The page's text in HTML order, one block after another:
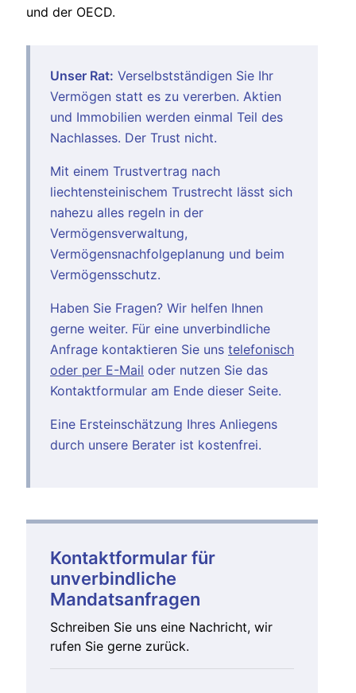
und der OECD.
Unser Rat: Verselbstständigen Sie Ihr
Vermögen statt es zu vererben. Aktien
und Immobilien werden einmal Teil des
Nachlasses. Der Trust nicht.
Mit einem Trustvertrag nach
liechtensteinischem Trustrecht lässt sich
nahezu alles regeln in der
Vermögensverwaltung,
Vermögensnachfolgeplanung und beim
Vermögensschutz.
Haben Sie Fragen? Wir helfen Ihnen
gerne weiter. Für eine unverbindliche
Anfrage kontaktieren Sie uns telefonisch
oder per E-Mail oder nutzen Sie das
Kontaktformular am Ende dieser Seite.
Eine Ersteinschätzung Ihres Anliegens
durch unsere Berater ist kostenfrei.
Kontaktformular für
unverbindliche
Mandatsanfragen
Schreiben Sie uns eine Nachricht, wir
rufen Sie gerne zurück.